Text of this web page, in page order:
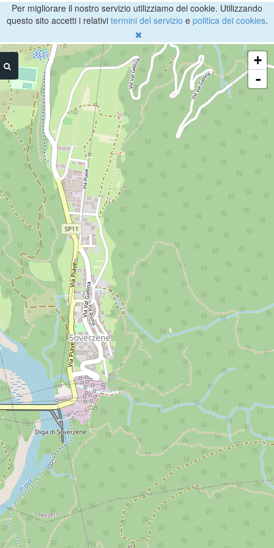
Per migliorare il nostro servizio utilizziamo dei cookie. Utilizzando
questo sito accetti i relativi termini del servizio e politica dei cookies.
+
-